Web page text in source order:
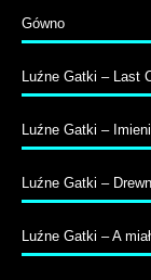
Gówno
Luźne Gatki – Last
Luźne Gatki –
Luźne Gatki –
Luźne Gatki – A